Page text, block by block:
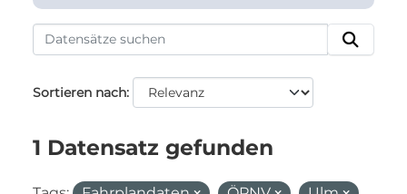
Sortieren nach
1 Datensatz gefunden